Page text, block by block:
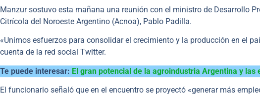
Manzur sostuvo esta mañana una reunión con el ministro de Desarrollo
Citrícola del Noroeste Argentino (Acnoa), Pablo Padilla.
«Unimos esfuerzos para consolidar el crecimiento y la producción en el
cuenta de la red social Twitter.
Te puede interesar: El gran potencial de la agroindustria Argentina y las
El funcionario señaló que en el encuentro se proyectó «generar más